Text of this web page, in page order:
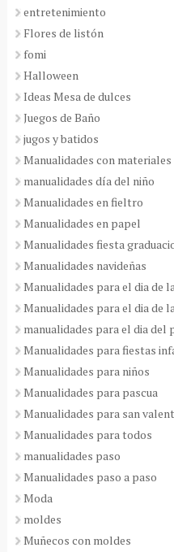
entretenimiento
Flores de listón
fomi
Halloween
Ideas Mesa de dulces
Juegos de Baño
jugos y batidos
Manualidades con
manualidades día del niño
Manualidades en fieltro
Manualidades en papel
Manualidades fiesta
Manualidades navideñas
Manualidades para el dia de
Manualidades para el dia de
manualidades para el dia del
Manualidades para fiestas
Manualidades para niños
Manualidades para pascua
Manualidades para san
Manualidades para todos
manualidades paso
Manualidades paso a paso
Moda
moldes
Muñecos con moldes